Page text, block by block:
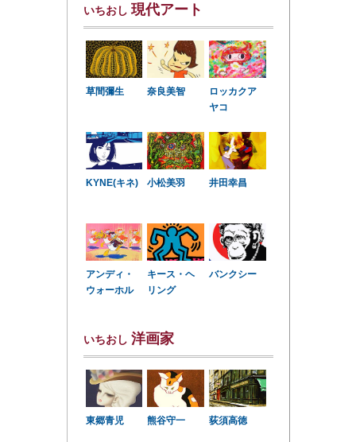
いちおし 現代アート
草間彌生 奈良美智
ロッカクア
ヤコ
KYNE(キネ) 小松美羽 井田幸昌
アンディ・
ウォーホル
キース・ヘ
リング
バンクシー
いちおし 洋画家
東郷青児 熊谷守一 荻須高徳